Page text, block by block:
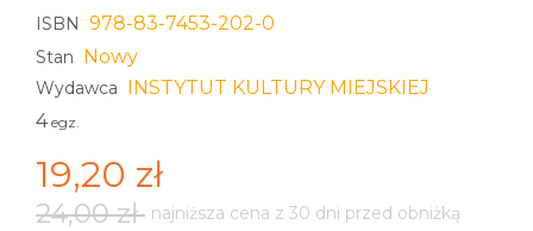
ISBN 978-83-7453-202-0
Stan Nowy
Wydawca INSTYTUT KULTURY MIEJSKIEJ
4 egz.
19,20 zł
24,00 zł najniższa cena z 30 dni przed obniżką